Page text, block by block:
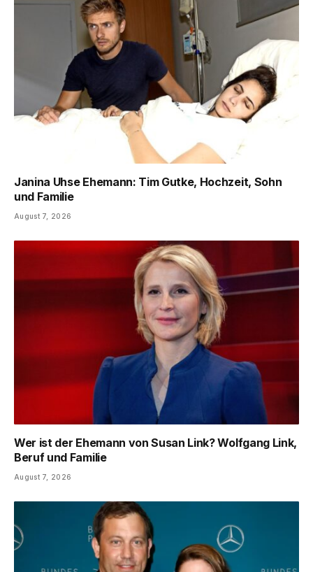
Janina Uhse Ehemann: Tim Gutke, Hochzeit, Sohn
und Familie
August 7, 2026
Wer ist der Ehemann von Susan Link? Wolfgang Link,
Beruf und Familie
August 7, 2026